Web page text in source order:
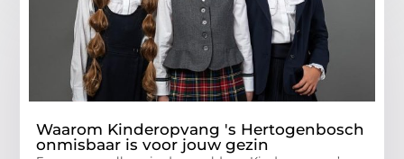
Waarom Kinderopvang 's Hertogenbosch
onmisbaar is voor jouw gezin